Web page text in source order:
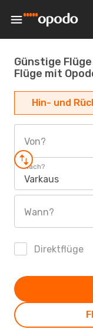
Günstige
Flüge mit
Hin- und
Von?
Nach?
Varkaus
Wann?
Direktflüge